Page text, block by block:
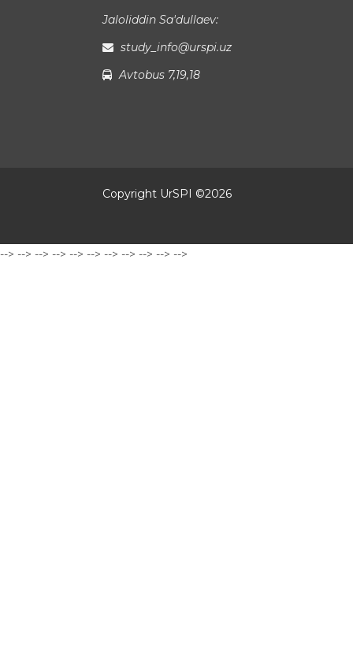
Jaloliddin Sa'dullaev:
study_info@urspi.uz
Avtobus 7,19,18
Copyright UrSPI ©2026
--> --> --> --> --> --> --> --> --> --> -->